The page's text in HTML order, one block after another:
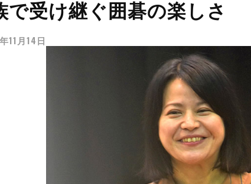
で受け継ぐ囲碁の楽しさ
11月14日